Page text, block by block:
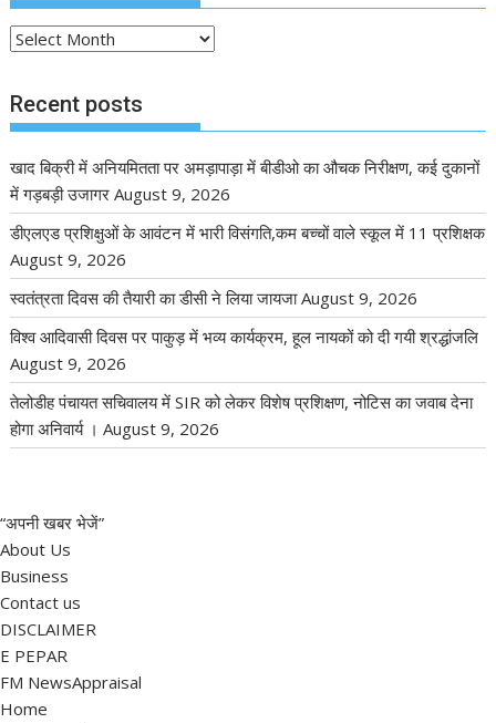
Post
Recent posts
खाद बिक्री में अनियमितता पर अमड़ापाड़ा में बीडीओ का औचक निरीक्षण, कई दुकानों
में गड़बड़ी उजागर August 9, 2026
डीएलएड प्रशिक्षुओं के आवंटन में भारी विसंगति,कम बच्चों वाले स्कूल में 11 प्रशिक्षक
August 9, 2026
स्वतंत्रता दिवस की तैयारी का डीसी ने लिया जायजा August 9, 2026
विश्व आदिवासी दिवस पर पाकुड़ में भव्य कार्यक्रम, हूल नायकों को दी गयी श्रद्धांजलि
August 9, 2026
तेलोडीह पंचायत सचिवालय में SIR को लेकर विशेष प्रशिक्षण, नोटिस का जवाब देना
होगा अनिवार्य । August 9, 2026
“अपनी खबर भेजें”
About Us
Business
Contact us
DISCLAIMER
E PEPAR
FM NewsAppraisal
Home